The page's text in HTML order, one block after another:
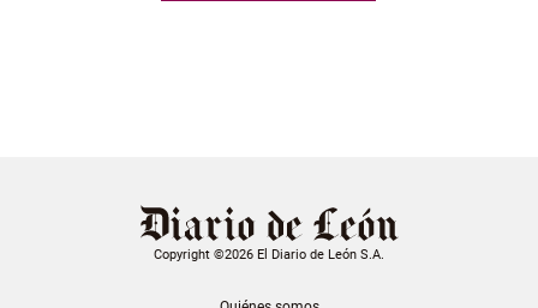
Copyright ©2026 El Diario de León S.A.